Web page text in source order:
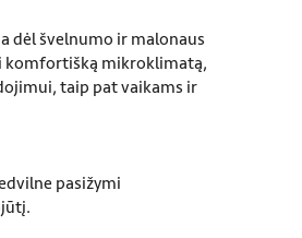
dėl švelnumo ir malonaus
komfortišką mikroklimatą,
taip pat vaikams ir
pasižymi